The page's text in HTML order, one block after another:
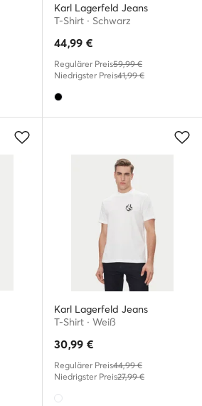
Karl Lagerfeld Jeans
T-Shirt · Schwarz
44,99 €
Regulärer Preis59,99 €
Niedrigster Preis41,99 €
Karl Lagerfeld Jeans
T-Shirt · Weiß
30,99 €
Regulärer Preis44,99 €
Niedrigster Preis27,99 €